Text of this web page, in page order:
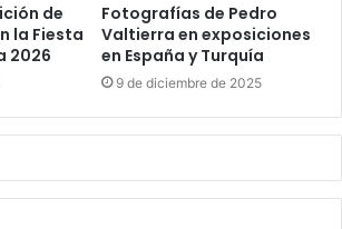
de
la Fiesta
2026
Fotografías de Pedro
Valtierra en exposiciones
en España y Turquía
9 de diciembre de 2025